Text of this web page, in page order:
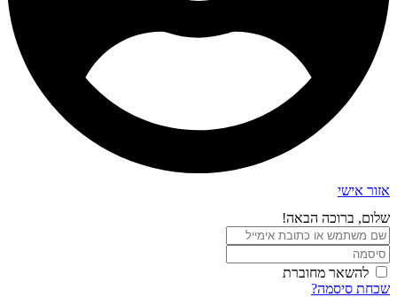
אזור אישי
שלום, ברוכה הבאה!
להשאר מחוברת
שכחת סיסמה?